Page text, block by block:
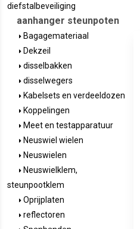
diefstalbeveiliging
aanhanger steunpoten
Bagagemateriaal
Dekzeil
disselbakken
disselwegers
Kabelsets en verdeeldozen
Koppelingen
Meet en testapparatuur
Neuswiel wielen
Neuswielen
Neuswielklem,
steunpootklem
Oprijplaten
reflectoren